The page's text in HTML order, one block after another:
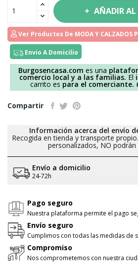
AÑADIR AL
Ver Productos De MODA Y CALZADOS
Envio A Domicilio
Burgosencasa.com es una
comercio local y a las familias. El
carrito es para el comerciante.
Compartir
Información acerca del envío
Recogida en tienda y transporte
personalizados, NO podrán
Envío a domicilio
24-72h
Pago seguro
Nuestra plataforma permite el pago
Envío seguro
Cumplimos con todas las medidas de
Compromiso
Nos comprometemos con nuestra